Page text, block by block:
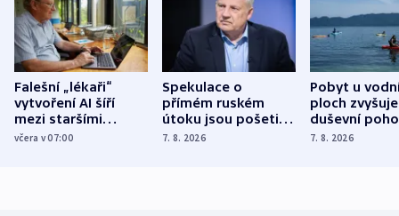
Falešní „lékaři“
vytvoření AI šíří
mezi staršími
Poláky nebezpečné
včera v 07:00
Spekulace o
přímém ruském
útoku jsou pošetilé,
míní estonský
7. 8. 2026
Pobyt u
ploch zvyšuje
duševní
ukázala
7. 8. 2026